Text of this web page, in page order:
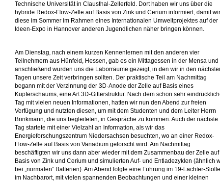
Technische Universität in Clausthal-Zellerfeld. Dort haben wir uns über die
hybride Redox-Flow-Zelle auf Basis von Zink und Cerium informiert, damit wir
diese im Sommer im Rahmen eines Internationalen Umweltprojektes auf der
Ideen-Expo in Hannover anderen Jugendlichen näher bringen können.
Am Dienstag, nach einem kurzen Kennenlernen mit den anderen vier
Teilnehmern aus Hünfeld, Hessen, gab es ein Mittagessen in der Mensa und
anschließend wurden uns die Laborräume gezeigt, in den wir in den
Tagen unsere Zeit verbringen sollten. Der praktische Teil am Nachmittag
begann mit der Verzinnung der 3D-Anode der Zelle auf Basis eines
Kupferschaums, eine Art 3D-Gitterstruktur. Nach dem schon sehr
Tag mit vielen neuen Informationen, hatten wir nun den Abend zur freien
Verfügung und nutzten diesen, um mit dem Studenten und dem Leiter Herrn
Brinkmann, die uns begleiteten, in Gespräche zu kommen. Auch der nächste
Tag startete mit einer Vielzahl an Information, als wir das
Energieforschungszentrum Niedersachsen besuchten, wo an einer Redox-
Flow-Zelle auf Basis von Vanadium geforscht wird. Am Nachmittag
beschäftigten wir uns dann aber wieder mit dem Zusammenbau der Zelle auf
Basis von Zink und Cerium und simulierten Auf- und Entladezyklen (ähnlich
bei „normalen“ Batterien). Am Abend folgte eine Führung im 19-Lachter-
im Nachbarort, mit vielen spannenden Beobachtungen und einer kleinen